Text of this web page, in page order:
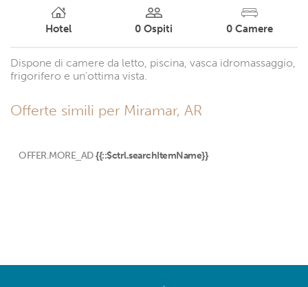
Hotel 0 Ospiti 0 Camere
Dispone di camere da letto, piscina, vasca idromassaggio,
frigorifero e un'ottima vista.
Offerte simili per Miramar, AR
OFFER.MORE_AD {{::$ctrl.searchItemName}}